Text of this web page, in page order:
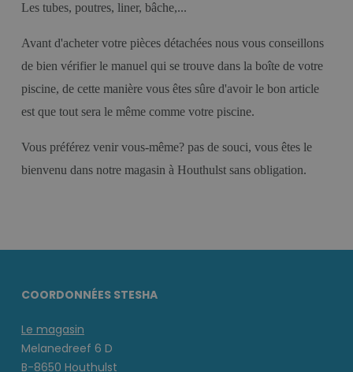
Les tubes, poutres, liner, bâche,...
Avant d'acheter votre pièces détachées nous vous conseillons
de bien vérifier le manuel qui se trouve dans la boîte de votre
piscine, de cette manière vous êtes sûre d'avoir le bon article
est que tout sera le même comme votre piscine.
Vous préférez venir vous-même? pas de souci, vous êtes le
bienvenu dans notre magasin à Houthulst sans obligation.
COORDONNÉES STESHA
Le magasin
Melanedreef 6 D
B-8650 Houthulst